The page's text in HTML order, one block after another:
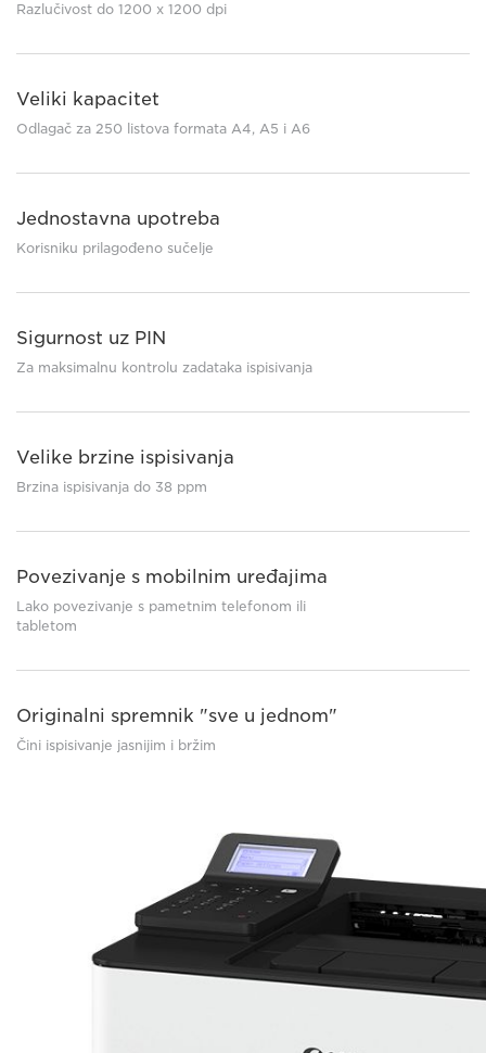
Razlučivost do 1200 x 1200 dpi
Veliki kapacitet
Odlagač za 250 listova formata A4, A5 i A6
Jednostavna upotreba
Korisniku prilagođeno sučelje
Sigurnost uz PIN
Za maksimalnu kontrolu zadataka ispisivanja
Velike brzine ispisivanja
Brzina ispisivanja do 38 ppm
Povezivanje s mobilnim uređajima
Lako povezivanje s pametnim telefonom ili
tabletom
Originalni spremnik "sve u jednom"
Čini ispisivanje jasnijim i bržim